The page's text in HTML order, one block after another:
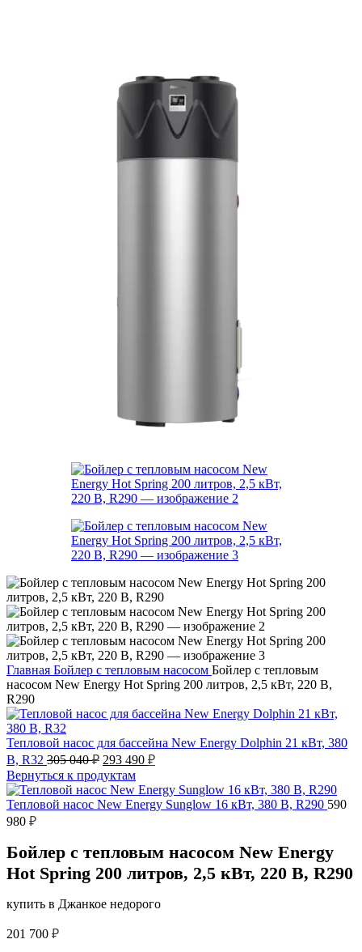
Главная Бойлер с тепловым насосом Бойлер с тепловым
насосом New Energy Hot Spring 200 литров, 2,5 кВт, 220 В,
R290
Тепловой насос для бассейна New Energy Dolphin 21 кВт, 380
В, R32 305 040₽ Первоначальная
цена
составляла
305
293 490 ₽Текущая
293
490 ₽.
Вернуться к продуктам
Тепловой насос New Energy Sunglow 16 кВт, 380 В, R290 590
980 ₽
Бойлер с тепловым насосом New Energy
Hot Spring 200 литров, 2,5 кВт, 220 В, R290
купить в Джанкое недорого
201 700 ₽